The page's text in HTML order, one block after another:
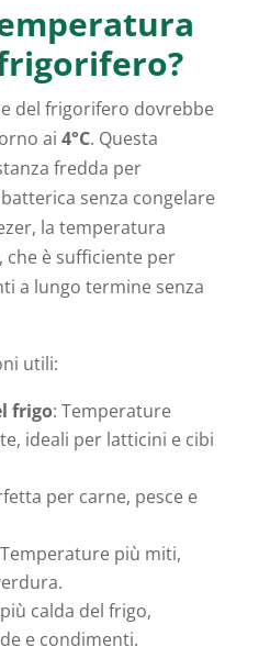
del frigorifero dovrebbe
ai 4°C. Questa
fredda per
senza congelare
la temperatura
che è sufficiente per
a lungo termine senza
utili:
frigo: Temperature
ideali per latticini e cibi
per carne, pesce e
più miti,
calda del frigo,
e condimenti.